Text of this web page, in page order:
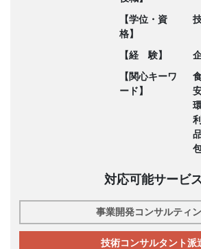
【学位・資
格】
【経 験】
【関心キーワ
ード】
対応可能サービ
事業開発コンサルティ
技術コンサルタント派